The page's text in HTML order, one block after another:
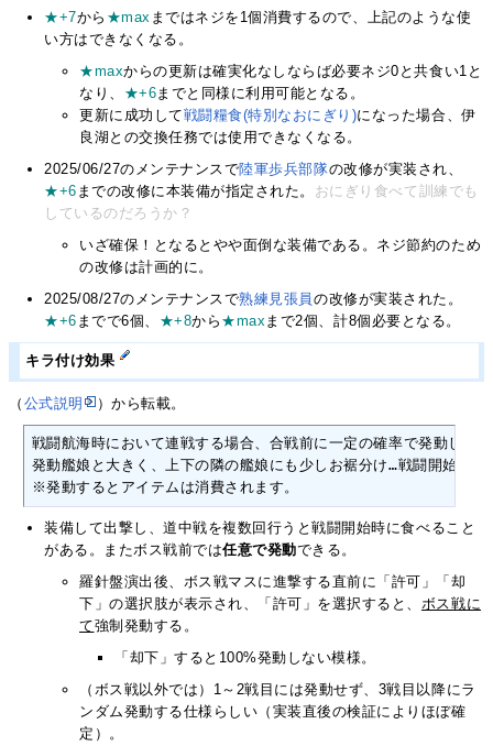
★+7から ★max まではネジを1個消費するので、上記のような使
い方はできなくなる。
★maxからの更新は確実化なしならば必要ネジ0と共食い1と
なり、 ★+6 までと同様に利用可能となる。
更新に成功して戦闘糧食(特別なおにぎり)になった場合、伊
良湖との交換任務では使用できなくなる。
2025/06/27のメンテナンスで陸軍歩兵部隊の改修が実装され、
★+6 までの改修に本装備が指定された。 おにぎり食べて訓練でも
しているのだろうか？
いざ確保！となるとやや面倒な装備である。ネジ節約のため
の改修は計画的に。
2025/08/27のメンテナンスで熟練見張員 の改修が実装された。
★+6 までで6個、 ★+8から ★maxまで2個、計8個必要となる。
キラ付け効果
（ 公式説明 ）から転載。
戦闘航海時において連戦する場合、合戦前に一定の確率で発動しま
発動艦娘と大きく、上下の隣の艦娘にも少しお裾分け…戦闘開始前
※発動するとアイテムは消費されます。
装備して出撃し、道中戦を複数回行うと戦闘開始時に食べること
がある。またボス戦前では任意で発動できる。
羅針盤演出後、ボス戦マスに進撃する直前に「許可」「却
下」の選択肢が表示され、「許可」を選択すると、 ボス戦に
て強制発動する。
「却下」すると100%発動しない模様。
（ボス戦以外では）1～2戦目には発動せず、3戦目以降にラ
ンダム発動する仕様らしい（実装直後の検証によりほぼ確
定）。